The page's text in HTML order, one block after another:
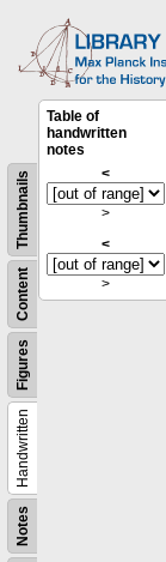
Notes
Handwritten
Figures
Content
Thumbnails
Table of
handwritten
notes
<
>
<
>